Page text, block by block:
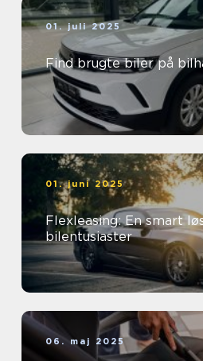
01. juli 2025
Find brugte biler på
01. juni 2025
Flexleasing: En smart
bilentusiaster
06. maj 2025